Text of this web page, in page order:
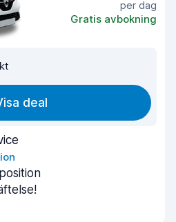
per dag
Gratis avbokning
deal